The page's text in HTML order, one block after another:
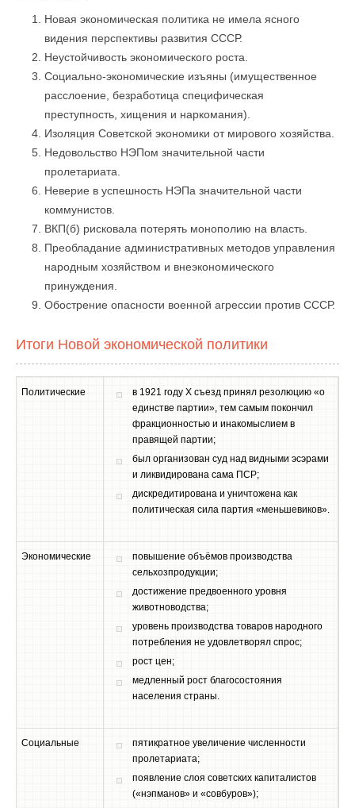
Новая экономическая политика не имела ясного
видения перспективы развития СССР.
Неустойчивость экономического роста.
Социально-экономические изъяны (имущественное
расслоение, безработица специфическая
преступность, хищения и наркомания).
Изоляция Советской экономики от мирового хозяйства.
Недовольство НЭПом значительной части
пролетариата.
Неверие в успешность НЭПа значительной части
коммунистов.
ВКП(б) рисковала потерять монополию на власть.
Преобладание административных методов управления
народным хозяйством и внеэкономического
принуждения.
Обострение опасности военной агрессии против СССР.
Итоги Новой экономической политики
Политические
в 1921 году X съезд принял резолюцию «о
единстве партии», тем самым покончил
фракционностью и инакомыслием в
правящей партии;
был организован суд над видными эсэрами
и ликвидирована сама ПСР;
дискредитирована и уничтожена как
политическая сила партия «меньшевиков».
Экономические
повышение объёмов производства
сельхозпродукции;
достижение предвоенного уровня
животноводства;
уровень производства товаров народного
потребления не удовлетворял спрос;
рост цен;
медленный рост благосостояния
населения страны.
Социальные
пятикратное увеличение численности
пролетариата;
появление слоя советских капиталистов
(«нэпманов» и «совбуров»);